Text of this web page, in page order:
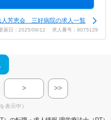
人芳恵会 三好病院の求人一覧
新日：2025/09/12 求人番号：9075129
> >>
表示中）